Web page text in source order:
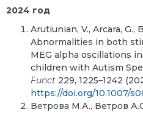
2024 год
Arutiunian, V., Arcara, G.,
Abnormalities in both
MEG alpha oscillations
children with Autism
Funct 229, 1225–1242
https://doi.org/10.1007/
Ветрова М.А., Ветров